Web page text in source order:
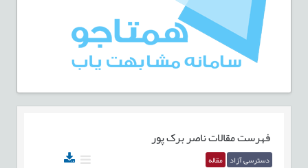
فهرست مقالاتناصر برک پور
دسترسی آزاد مقاله